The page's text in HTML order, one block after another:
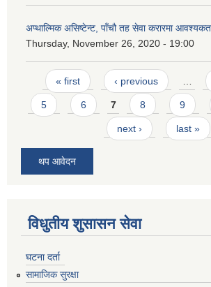
अप्थाल्मिक असिष्टेन्ट, पाँचौ तह सेवा करारमा
Thursday, November 26, 2020 - 19:00
Pages
« first ‹ previous …
5 6 7 8 9
next › last »
थप आवेदन
विधुतीय शुसासन सेवा
घटना दर्ता
सामाजिक सुरक्षा